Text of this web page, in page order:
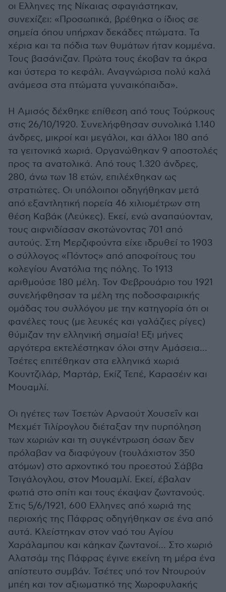
οι Ελληνες της Νίκαιας σφαγιάστηκαν,
συνεχίζει: «Προσωπικά, βρέθηκα ο ίδιος σε
σημεία όπου υπήρχαν δεκάδες πτώματα. Τα
χέρια και τα πόδια των θυμάτων ήταν κομμένα.
Τους βασάνιζαν. Πρώτα τους έκοβαν τα άκρα
και ύστερα το κεφάλι. Αναγνώρισα πολύ καλά
ανάμεσα στα πτώματα γυναικόπαιδα».
Η Αμισός δέχθηκε επίθεση από τους Τούρκους
στις 26/10/1920. Συνελήφθησαν συνολικά 1.140
άνδρες, μικροί και μεγάλοι, και άλλοι 180 από
τα γειτονικά χωριά. Οργανώθηκαν 9 αποστολές
προς τα ανατολικά. Από τους 1.320 άνδρες,
280, άνω των 18 ετών, επιλέχθηκαν ως
στρατιώτες. Οι υπόλοιποι οδηγήθηκαν μετά
από εξαντλητική πορεία 46 χιλιομέτρων στη
θέση Καβάκ (Λεύκες). Εκεί, ενώ αναπαύονταν,
τους αιφνιδίασαν σκοτώνοντας 701 από
αυτούς. Στη Μερζιφούντα είχε ιδρυθεί το 1903
ο σύλλογος «Πόντος» από αποφοίτους του
κολεγίου Ανατόλια της πόλης. Το 1913
αριθμούσε 180 μέλη. Τον Φεβρουάριο του 1921
συνελήφθησαν τα μέλη της ποδοσφαιρικής
ομάδας του συλλόγου με την κατηγορία ότι οι
φανέλες τους (με λευκές και γαλάζιες ρίγες)
θύμιζαν την ελληνική σημαία! Εξι μήνες
αργότερα εκτελέστηκαν όλοι στην Αμάσεια...
Τσέτες επιτέθηκαν στα ελληνικά χωριά
Κουντζιλάρ, Μαρτάρ, Εκίζ Τεπέ, Καρασέιν και
Μουαμλί.
Οι ηγέτες των Τσετών Αρναούτ Χουσεΐν και
Μεχμέτ Τιλίρογλου διέταξαν την πυρπόληση
των χωριών και τη συγκέντρωση όσων δεν
πρόλαβαν να διαφύγουν (τουλάχιστον 350
ατόμων) στο αρχοντικό του προεστού Σάββα
Τσιγάλογλου, στον Μουαμλί. Εκεί, έβαλαν
φωτιά στο σπίτι και τους έκαψαν ζωντανούς.
Στις 5/6/1921, 600 Ελληνες από χωριά της
περιοχής της Πάφρας οδηγήθηκαν σε ένα από
αυτά. Κλείστηκαν στον ναό του Αγίου
Χαράλαμπου και κάηκαν ζωντανοί... Στο χωριό
Αλατσάμ της Πάφρας έγινε εκείνη τη μέρα ένα
απίστευτο συμβάν. Τσέτες υπό τον Ντουρούν
μπέη και τον αξιωματικό της Χωροφυλακής